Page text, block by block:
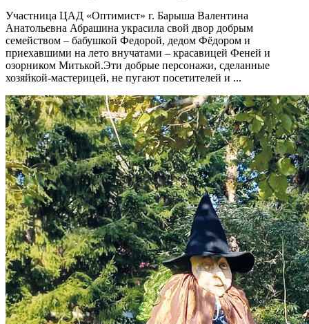
Участница ЦАД «Оптимист» г. Барыша Валентина
Анатольевна Абрашина украсила свой двор добрым
семейством – бабушкой Федорой, дедом Фёдором и
приехавшими на лето внучатами – красавицей Феней и
озорником Митькой.Эти добрые персонажи, сделанные
хозяйкой-мастерицей, не пугают посетителей и ...